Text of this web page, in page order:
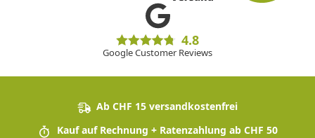
4.8
Google Customer Reviews
Ab CHF 15 versandkostenfrei
Kauf auf Rechnung + Ratenzahlung ab CHF 50